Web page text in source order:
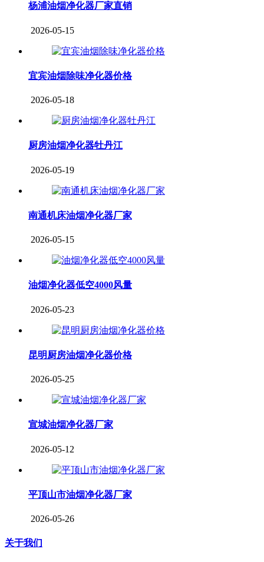
杨浦油烟净化器厂家直销
2026-05-15
宜宾油烟除味净化器价格
2026-05-18
厨房油烟净化器牡丹江
2026-05-19
南通机床油烟净化器厂家
2026-05-15
油烟净化器低空4000风量
2026-05-23
昆明厨房油烟净化器价格
2026-05-25
宣城油烟净化器厂家
2026-05-12
平顶山市油烟净化器厂家
2026-05-26
关于我们